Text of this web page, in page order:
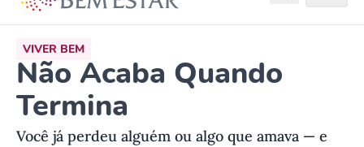
VIVER BEM
Não Acaba Quando
Termina
Você já perdeu alguém ou algo que amava — e